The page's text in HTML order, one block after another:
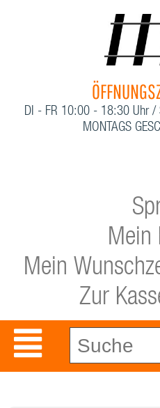
DI - FR 10:00 - 18:30 Uhr
MONTAGS
Mein
Mein
Zur